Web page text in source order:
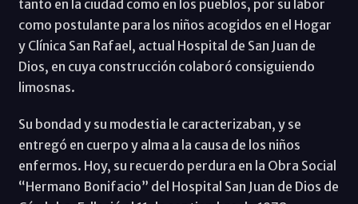
tanto en la ciudad como en los pueblos, por su labor
como postulante para los niños acogidos en el Hogar
y Clínica San Rafael, actual Hospital de San Juan de
Dios, en cuya construcción colaboró consiguiendo
limosnas.
Su bondad y su modestia le caracterizaban, y se
entregó en cuerpo y alma a la causa de los niños
enfermos. Hoy, su recuerdo perdura en la Obra Social
“Hermano Bonifacio” del Hospital San Juan de Dios de